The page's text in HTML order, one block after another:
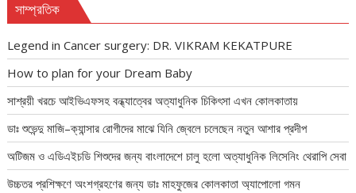
সাম্প্রতিক
Legend in Cancer surgery: DR. VIKRAM KEKATPURE
How to plan for your Dream Baby
সাশ্রয়ী খরচে আইভিএফসহ বন্ধ্যাত্বের অত্যাধুনিক চিকিৎসা এখন কোলকাতায়
ডাঃ শুভেন্দু মাজি–ক্যান্সার রোগীদের মাঝে যিনি জ্বেলে চলেছেন নতুন আশার প্রদীপ
অটিজম ও এডিএইচডি শিশুদের জন্য বাংলাদেশে চালু হলো অত্যাধুনিক লিসেনিং থেরাপি সেবা
উচ্চতর প্রশিক্ষণে অংশগ্রহণের জন্য ডাঃ মাহফুজের কোলকাতা অ্যাপোলো গমন